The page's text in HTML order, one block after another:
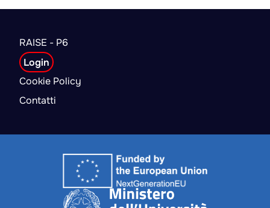
RAISE - P6
Login
Cookie Policy
Contatti